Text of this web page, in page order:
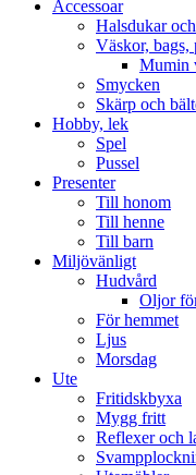
Accessoar
Halsdukar
Väskor, bags,
Mumin
Smycken
Skärp och
Hobby, lek
Spel
Pussel
Presenter
Till honom
Till henne
Till barn
Miljövänligt
Hudvård
Oljor
För hemmet
Ljus
Morsdag
Ute
Fritidskbyxa
Mygg fritt
Reflexer och